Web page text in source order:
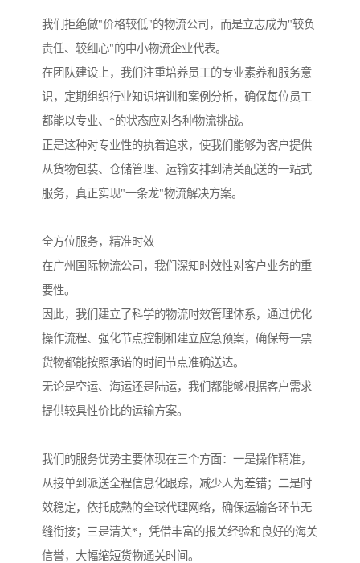
我们拒绝做"价格较低"的物流公司，而是立志成为"较负
责任、较细心"的中小物流企业代表。
在团队建设上，我们注重培养员工的专业素养和服务意
识，定期组织行业知识培训和案例分析，确保每位员工
都能以专业、*的状态应对各种物流挑战。
正是这种对专业性的执着追求，使我们能够为客户提供
从货物包装、仓储管理、运输安排到清关配送的一站式
服务，真正实现"一条龙"物流解决方案。
全方位服务，精准时效
在广州国际物流公司，我们深知时效性对客户业务的重
要性。
因此，我们建立了科学的物流时效管理体系，通过优化
操作流程、强化节点控制和建立应急预案，确保每一票
货物都能按照承诺的时间节点准确送达。
无论是空运、海运还是陆运，我们都能够根据客户需求
提供较具性价比的运输方案。
我们的服务优势主要体现在三个方面：一是操作精准，
从接单到派送全程信息化跟踪，减少人为差错；二是时
效稳定，依托成熟的全球代理网络，确保运输各环节无
缝衔接；三是清关*，凭借丰富的报关经验和良好的海关
信誉，大幅缩短货物通关时间。